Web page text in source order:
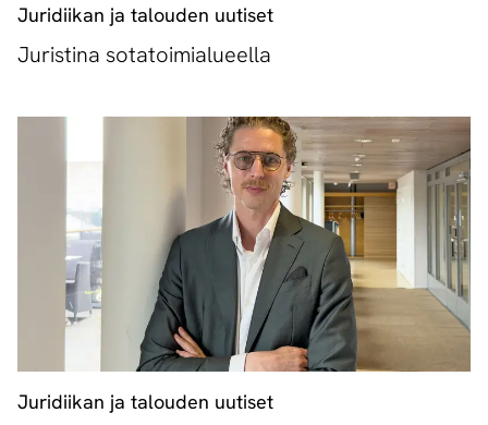
Juridiikan ja talouden uutiset
Juristina sotatoimialueella
Juridiikan ja talouden uutiset